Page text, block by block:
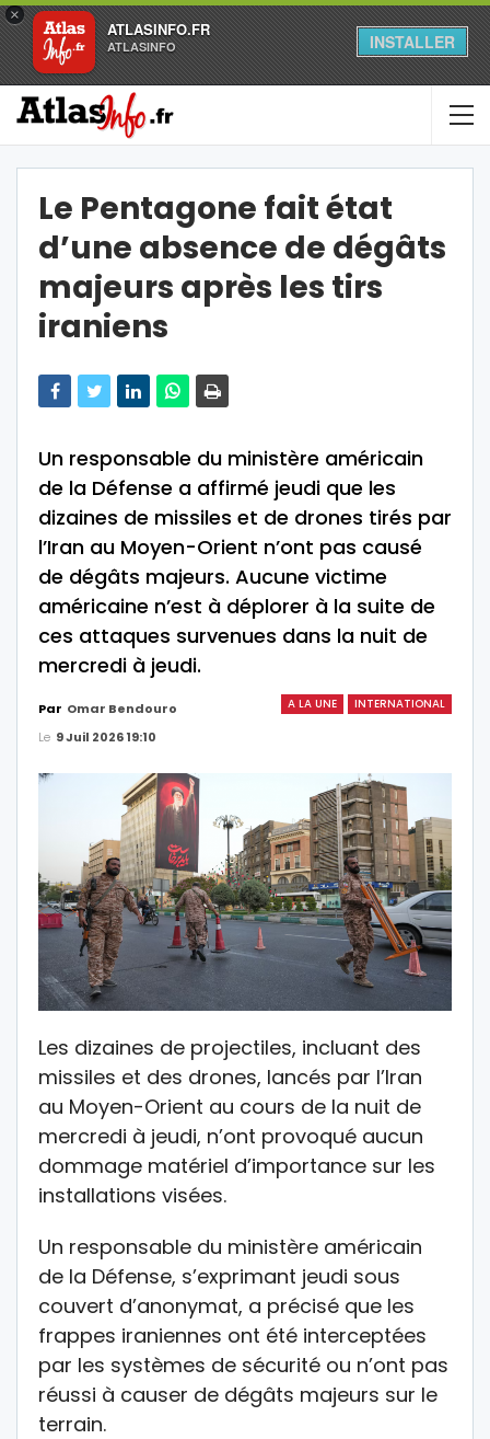
×
ATLASINFO.FR
ATLASINFO INSTALLER
Le Pentagone fait état
d’une absence de dégâts
majeurs après les tirs
iraniens
Un responsable du ministère américain
de la Défense a affirmé jeudi que les
dizaines de missiles et de drones tirés par
l’Iran au Moyen-Orient n’ont pas causé
de dégâts majeurs. Aucune victime
américaine n’est à déplorer à la suite de
ces attaques survenues dans la nuit de
mercredi à jeudi.
A LA UNE INTERNATIONAL
Par Omar Bendouro
Le 9 Juil 2026 19:10
Les dizaines de projectiles, incluant des
missiles et des drones, lancés par l’Iran
au Moyen-Orient au cours de la nuit de
mercredi à jeudi, n’ont provoqué aucun
dommage matériel d’importance sur les
installations visées.
Un responsable du ministère américain
de la Défense, s’exprimant jeudi sous
couvert d’anonymat, a précisé que les
frappes iraniennes ont été interceptées
par les systèmes de sécurité ou n’ont pas
réussi à causer de dégâts majeurs sur le
terrain.